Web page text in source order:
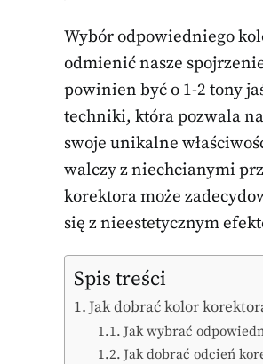
Wybór odpowiedniego
odmienić nasze
powinien być o 1-2 tony
techniki, która pozwala
swoje unikalne
walczy z niechcianymi
korektora może
się z nieestetycznym
Spis treści
Jak dobrać kolor
Jak wybrać
Jak dobrać odcień